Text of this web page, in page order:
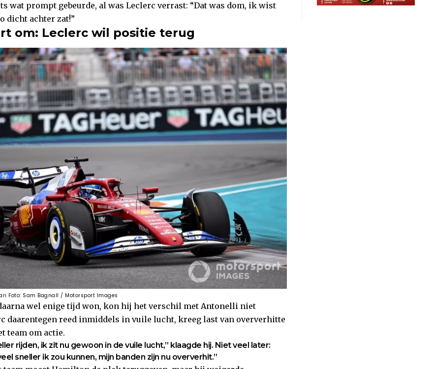
wat prompt gebeurde, al was Leclerc verrast: “Dat was dom, ik wist
dicht achter zat!”
om: Leclerc wil positie terug
Foto: Sam Bagnall / Motorsport Images
wel enige tijd won, kon hij het verschil met Antonelli niet
daarentegen reed inmiddels in vuile lucht, kreeg last van oververhitte
team om actie.
rijden, ik zit nu gewoon in de vuile lucht,” klaagde hij. Niet veel later:
sneller ik zou kunnen, mijn banden zijn nu oververhit.”